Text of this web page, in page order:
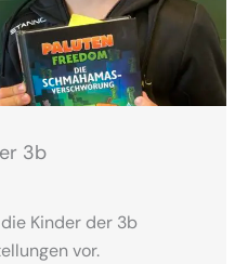
3b
Kinder der 3b
vor.